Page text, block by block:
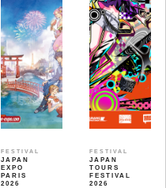
FESTIVAL
JAPAN
EXPO
PARIS
2026
FESTIVAL
JAPAN
TOURS
FESTIVAL
2026